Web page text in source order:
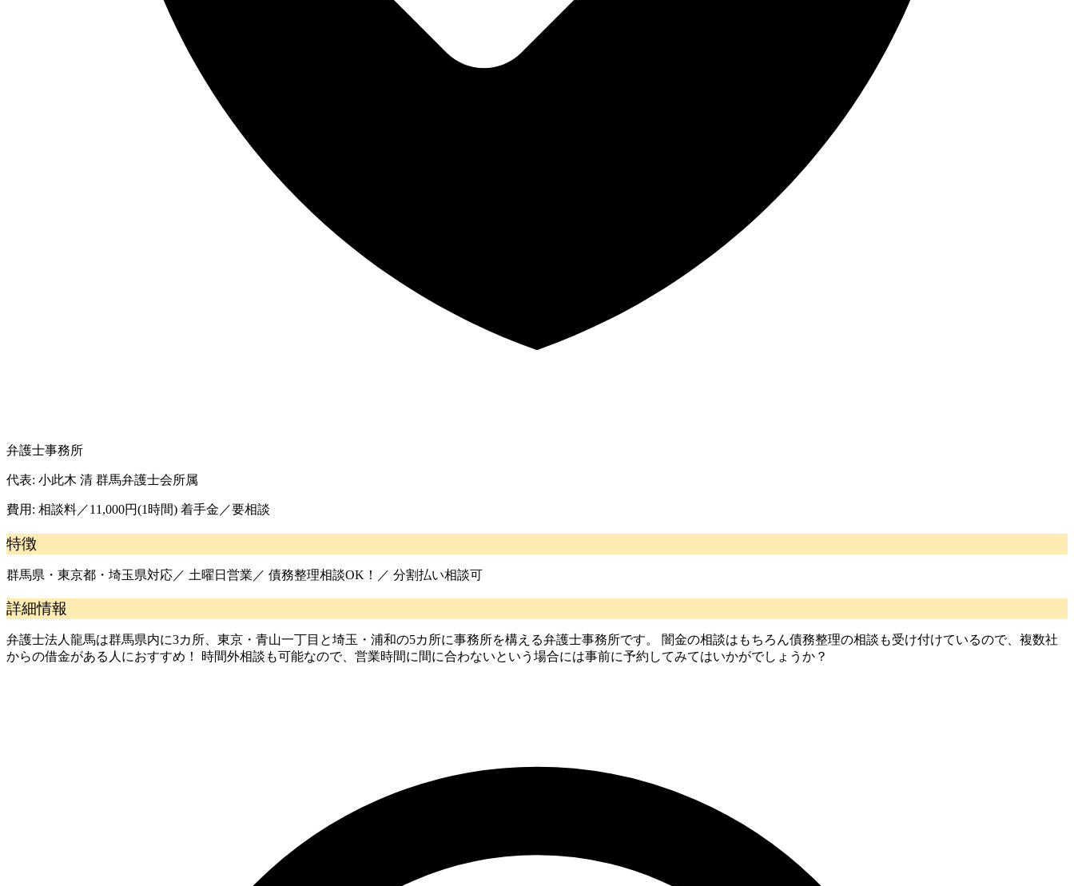
弁護士事務所
代表: 小此木 清 群馬弁護士会所属
費用: 相談料／11,000円(1時間) 着手金／要相談
特徴
群馬県・東京都・埼玉県対応／ 土曜日営業／ 債務整理相談OK！／ 分割払い相談可
詳細情報
弁護士法人龍馬は群馬県内に3カ所、東京・青山一丁目と埼玉・浦和の5カ所に事務所を構える弁護士事務所です。 闇金の相談はもちろん債務整理の相談も受け付けているので、複数社
からの借金がある人におすすめ！ 時間外相談も可能なので、営業時間に間に合わないという場合には事前に予約してみてはいかがでしょうか？